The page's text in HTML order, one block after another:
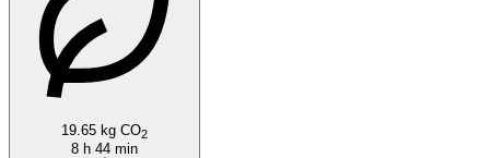
19.65 kg CO2
8 h 44 min